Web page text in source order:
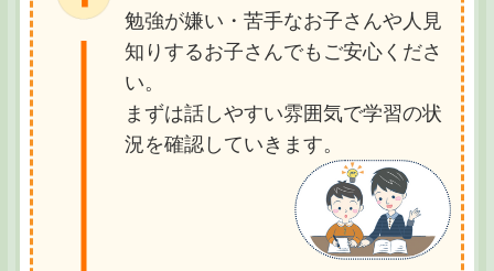
勉強が嫌い・苦手なお子さんや人見
知りするお子さんでもご安心くださ
い。
まずは話しやすい雰囲気で学習の状
況を確認していきます。